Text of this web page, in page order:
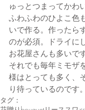
ゅっとつまってかわ
ふわふわのひよこ色
いで作る。作ったら
のが必須。ドライに
お花屋さんも多いで
それでも毎年ミモザ
様はとっても多く、
り待っているのです。
タグ：